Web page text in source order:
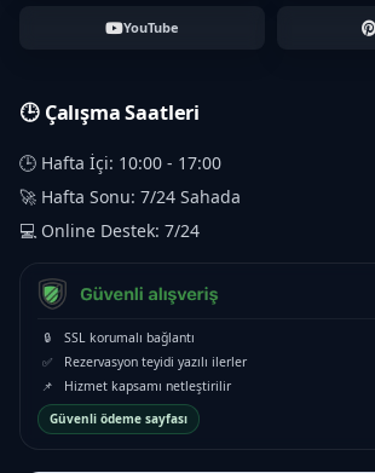
YouTube
🕒 Çalışma Saatleri
🕒 Hafta İçi: 10:00 - 17:00
🚀 Hafta Sonu: 7/24 Sahada
💻 Online Destek: 7/24
🔒
SSL korumalı bağlantı
✅
Rezervasyon teyidi yazılı ilerler
📌
Hizmet kapsamı netleştirilir
Güvenli ödeme sayfası